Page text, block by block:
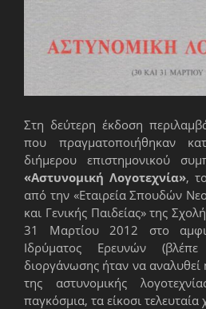
Στη δεύτερη έκδοση
που πραγματοποιήθηκαν
διήμερου επιστημονικού
«Αστυνομική Λογοτεχνία»,
από την «Εταιρεία Σπουδών
και Γενικής Παιδείας» της
31 Μαρτίου 2012 στο
Ιδρύματος Ερευνών (βλέπε
διοργάνωσης ήταν να
της αστυνομικής
παγκόσμια, τα είκοσι τελευταία